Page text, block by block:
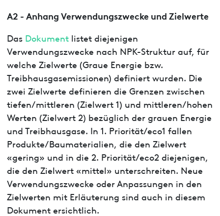
A2 - Anhang Verwendungszwecke und Zielwerte
Das Dokumentlistet diejenigen
Verwendungszwecke nach NPK-Struktur auf, für
welche Zielwerte (Graue Energie bzw.
Treibhausgasemissionen) definiert wurden. Die
zwei Zielwerte definieren die Grenzen zwischen
tiefen/mittleren (Zielwert 1) und mittleren/hohen
Werten (Zielwert 2) bezüglich der grauen Energie
und Treibhausgase. In 1. Priorität/eco1 fallen
Produkte/Baumaterialien, die den Zielwert
«gering» und in die 2. Priorität/eco2 diejenigen,
die den Zielwert «mittel» unterschreiten. Neue
Verwendungszwecke oder Anpassungen in den
Zielwerten mit Erläuterung sind auch in diesem
Dokument ersichtlich.